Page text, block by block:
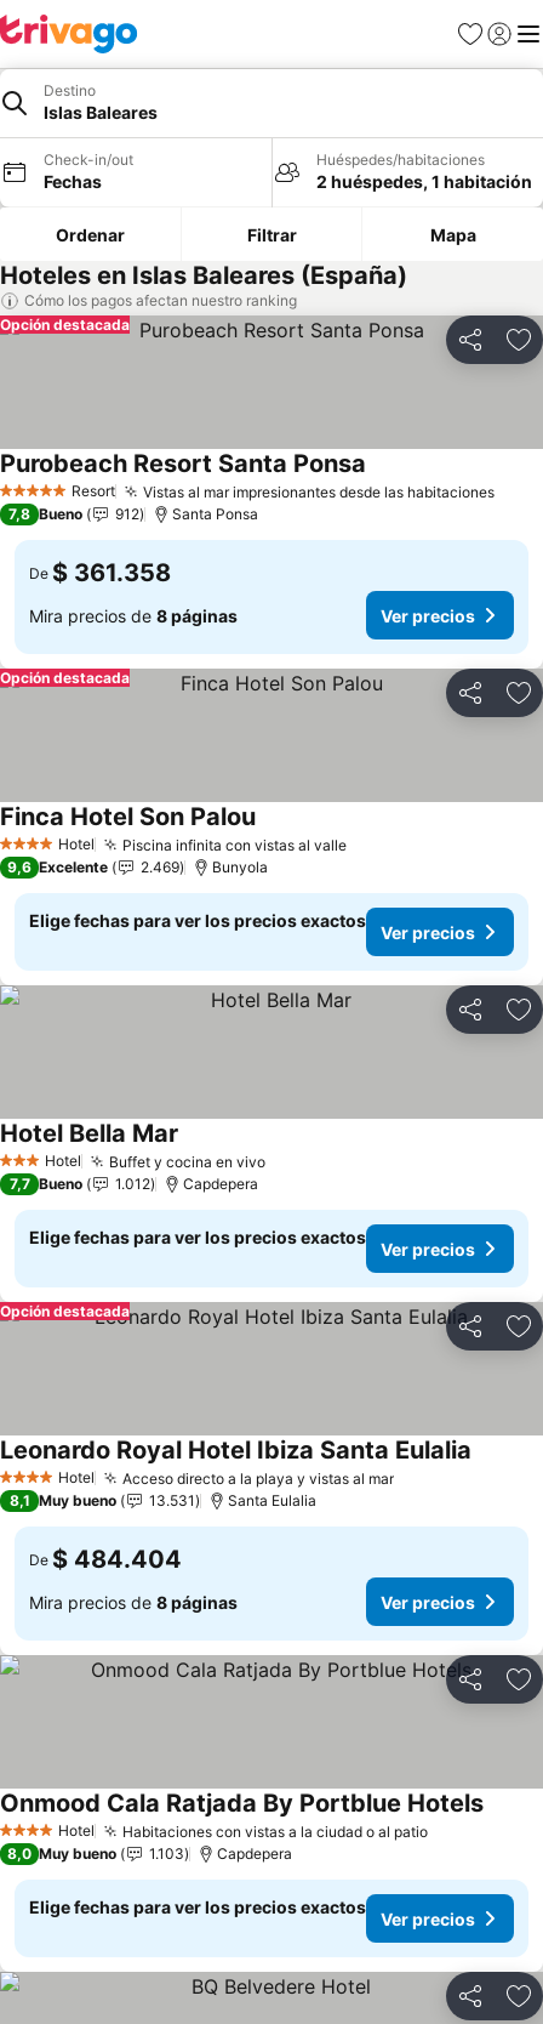
Favoritos
Iniciar
Destino
Islas Baleares
Check-in/out
Fechas
Huéspedes/habitaciones
2 huéspedes, 1 habitación
Ordenar Filtrar Mapa
Hoteles en Islas Baleares (España)
Cómo los pagos afectan nuestro ranking
Compartir
Opción destacada
5 Estrellas Resort Vistas al mar impresionantes desde las habitaciones
Purobeach Resort Santa Ponsa
7,8 Bueno 912 Santa Ponsa
De $ 361.358
Mira precios de 8 páginas Ver precios
Compartir
Opción destacada
4 EstrellasHotel Piscina infinita con vistas al valle
Finca Hotel Son Palou
9,6 Excelente 2.469 Bunyola
Elige fechas para ver los precios exactos
Ver precios
Compartir
3 Estrellas
Hotel Buffet y cocina en vivo
Hotel Bella Mar
7,7 Bueno 1.012 Capdepera
Elige fechas para ver los precios exactos
Ver precios
Compartir
Opción destacada
4 EstrellasHotel Acceso directo a la playa y vistas al mar
Leonardo Royal Hotel Ibiza Santa Eulalia
8,1 Muy bueno 13.531 Santa Eulalia
De $ 484.404
Mira precios de 8 páginas Ver precios
Compartir
4 EstrellasHotel Habitaciones con vistas a la ciudad o al patio
Onmood Cala Ratjada By Portblue Hotels
8,0 Muy bueno 1.103 Capdepera
Elige fechas para ver los precios exactos
Ver precios
Compartir